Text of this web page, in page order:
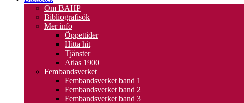
Om BAHP
Bibliografisök
Mer info
Öppettider
Hitta hit
Tjänster
Atlas 1900
Fembandsverket
Fembandsverket band 1
Fembandsverket band 2
Fembandsverket band 3